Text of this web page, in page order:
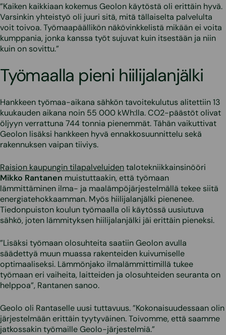
”Kaiken kaikkiaan kokemus Geolon käytöstä oli erittäin hyvä.
Varsinkin yhteistyö oli juuri sitä, mitä tällaiselta palvelulta
voit toivoa. Työmaapäällikön näkövinkkelistä mikään ei voita
kumppania, jonka kanssa työt sujuvat kuin itsestään ja niin
kuin on sovittu.”
Työmaalla pieni hiilijalanjälki
Hankkeen työmaa-aikana sähkön tavoitekulutus alitettiin 13
kuukauden aikana noin 55 000 kWh:lla. CO2-päästöt olivat
öljyyn verrattuna 744 tonnia pienemmät. Tähän vaikuttivat
Geolon lisäksi hankkeen hyvä ennakkosuunnittelu sekä
rakennuksen vaipan tiiviys.
Raision kaupungin tilapalveluidentalotekniikkainsinööri
Mikko Rantanen muistuttaakin, että työmaan
lämmittäminen ilma- ja maalämpöjärjestelmällä tekee siitä
energiatehokkaamman. Myös hiilijalanjälki pienenee.
Tiedonpuiston koulun työmaalla oli käytössä uusiutuva
sähkö, joten lämmityksen hiilijalanjälki jäi erittäin pieneksi.
”Lisäksi työmaan olosuhteita saatiin Geolon avulla
säädettyä muun muassa rakenteiden kuivumiselle
optimaaliseksi. Lämmönjako ilmalämmittimillä tukee
työmaan eri vaiheita, laitteiden ja olosuhteiden seuranta on
helppoa”, Rantanen sanoo.
Geolo oli Rantaselle uusi tuttavuus. ”Kokonaisuudessaan olin
järjestelmään erittäin tyytyväinen. Toivomme, että saamme
jatkossakin työmaille Geolo-järjestelmiä.”